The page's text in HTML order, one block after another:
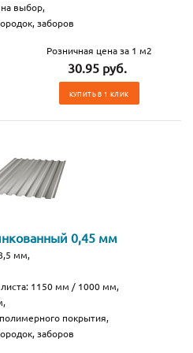
выбор,
заборов
Розничная цена за 1 м2
30.95 руб.
КУПИТЬ В 1 КЛИК
0,45 мм
мм,
1150 мм / 1000 мм,
покрытия,
заборов